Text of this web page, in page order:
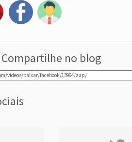
Compartilhe no blog